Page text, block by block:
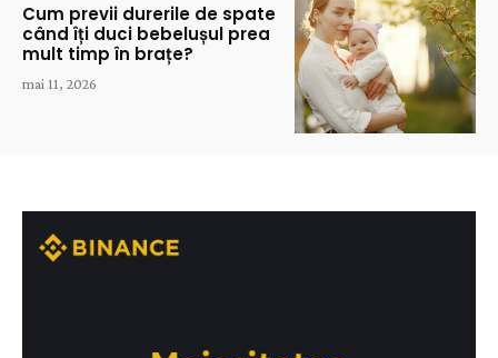
Cum previi durerile de spate
când îți duci bebelușul prea
mult timp în brațe?
mai 11, 2026